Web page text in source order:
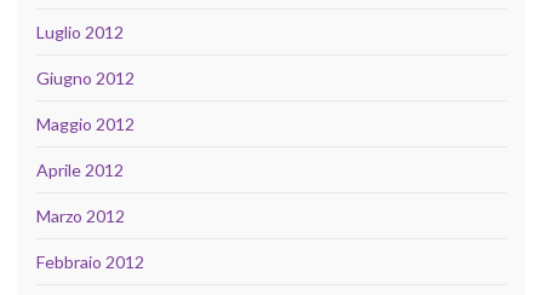
Luglio 2012
Giugno 2012
Maggio 2012
Aprile 2012
Marzo 2012
Febbraio 2012